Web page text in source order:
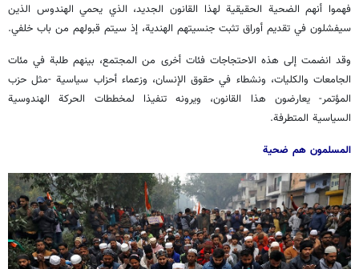
فهموا أنهم الضحية الحقيقية لهذا القانون الجديد، الذي يحمي الهندوس الذين
سيفشلون في تقديم أوراق تثبت جنسيتهم الهندية، إذ سيتم قبولهم من باب خلفي.
وقد انضمت إلى هذه الاحتجاجات فئات أخرى من المجتمع، بينهم طلبة في مئات
الجامعات والكليات، ونشطاء في حقوق الإنسان، وزعماء أحزاب سياسية -مثل حزب
المؤتمر- يعارضون هذا القانون، ويرونه تنفيذا لمخططات الحركة الهندوسية
السياسية المتطرفة.
المسلمون هم ضحية